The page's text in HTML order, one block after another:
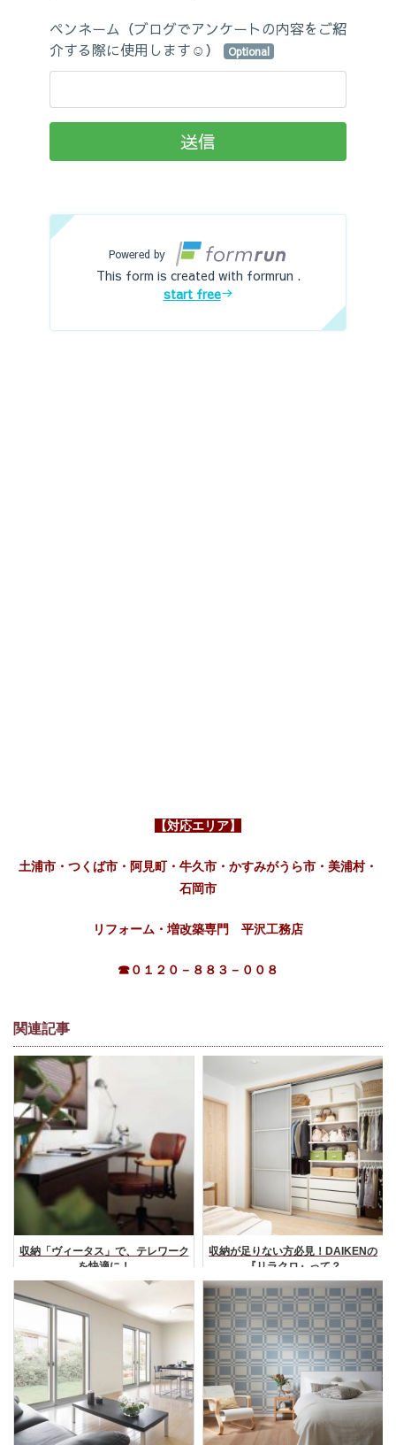
【対応エリア】
土浦市・つくば市・阿見町・牛久市・かすみがうら市・美浦村・
石岡市
リフォーム・増改築専門 平沢工務店
☎０１２０－８８３－００８
関連記事
収納「ヴィータス」で、テレワーク
を快適に！
収納が足りない方必見！DAIKENの
『リラクロ』って？